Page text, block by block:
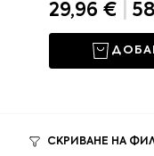
29,96 €
СКРИВАНЕ НА